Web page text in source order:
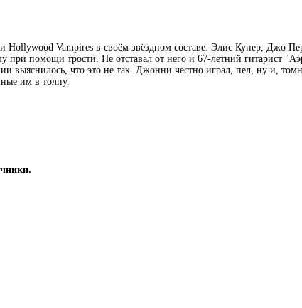
Hollywood Vampires в своём звёздном составе: Элис Купер,
при помощи трости. Не отставал от него и 67-летний
выяснилось, что это не так. Джонни честно играл, пел, ну и,
им в толпу.